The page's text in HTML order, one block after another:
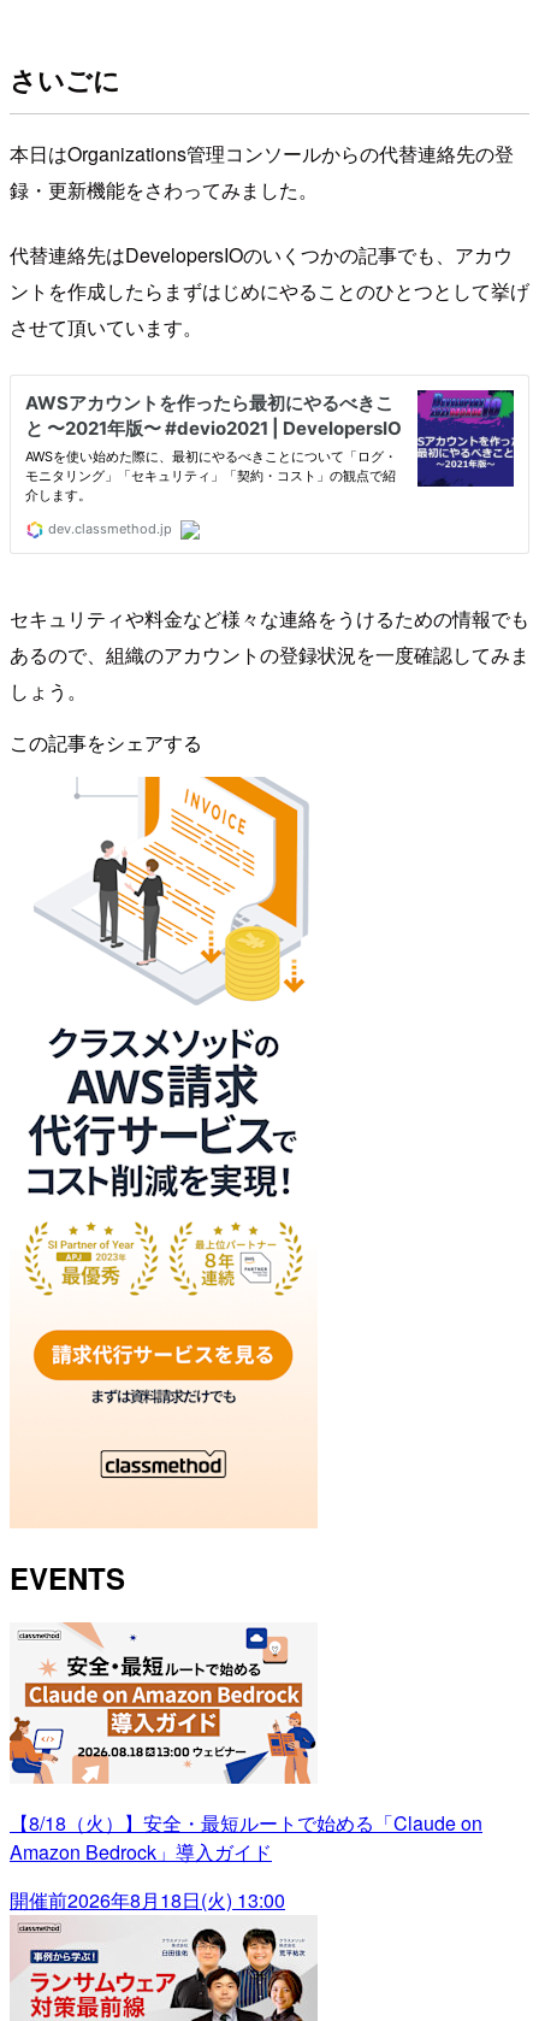
さいごに
本日はOrganizations管理コンソールからの代替連絡先の登
録・更新機能をさわってみました。
代替連絡先はDevelopersIOのいくつかの記事でも、アカウ
ントを作成したらまずはじめにやることのひとつとして挙げ
させて頂いています。
セキュリティや料金など様々な連絡をうけるための情報でも
あるので、組織のアカウントの登録状況を一度確認してみま
しょう。
この記事をシェアする
EVENTS
【8/18（火）】安全・最短ルートで始める「Claude on
Amazon Bedrock」導入ガイド
開催前2026年8月18日(火) 13:00